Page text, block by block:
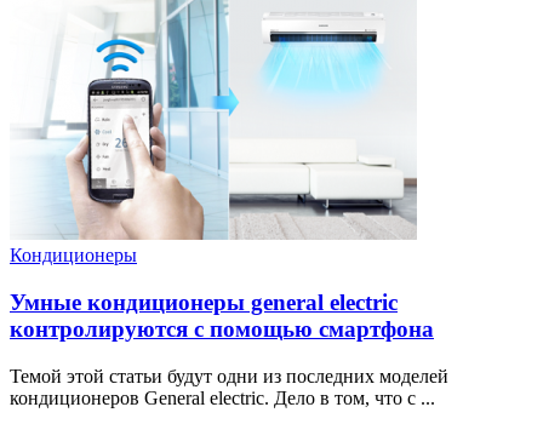
Кондиционеры
Умные кондиционеры general electric
контролируются с помощью смартфона
Темой этой статьи будут одни из последних моделей
кондиционеров General electric. Дело в том, что с ...